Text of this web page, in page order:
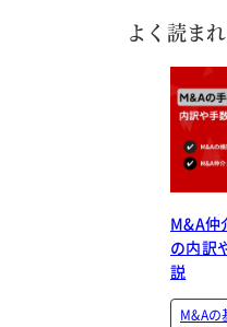
よく読ま
M&A仲
の内訳
説
M&Aの